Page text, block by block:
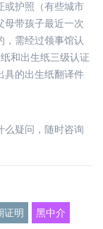
或护照（有些城市
母带孩子最近一次
，需经过领事馆认
和出生纸三级认证
具的出生纸翻译件
么疑问，随时咨询
证明 黑中介